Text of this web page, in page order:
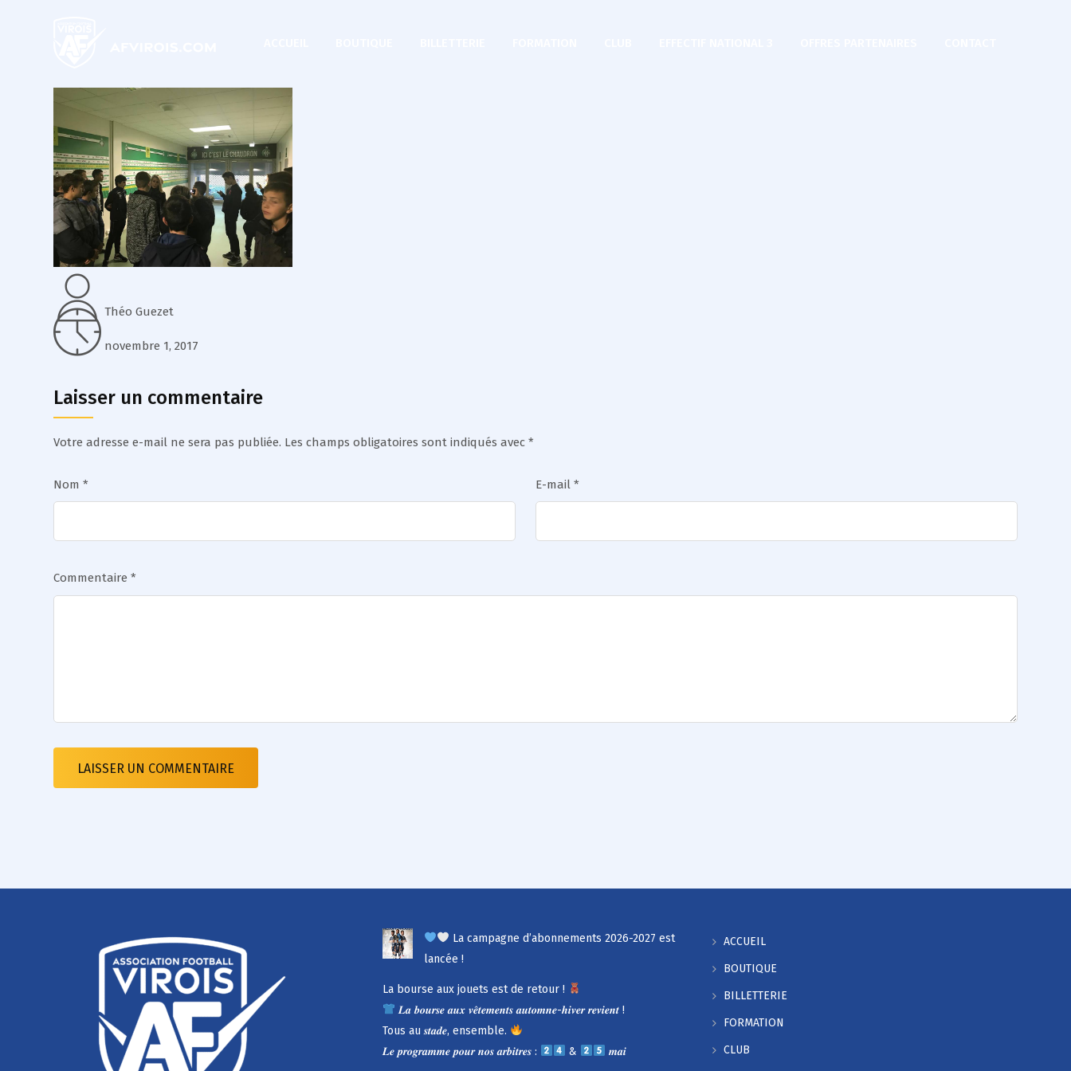
Théo Guezet
novembre 1, 2017
Laisser un commentaire
Votre adresse e-mail ne sera pas publiée. Les champs obligatoires sont indiqués avec *
Nom * E-mail *
Commentaire *
La campagne d’abonnements 2026-2027 est
lancée !
La bourse aux jouets est de retour !
𝑳𝒂 𝒃𝒐𝒖𝒓𝒔𝒆 𝒂𝒖𝒙 𝒗𝒆̂𝒕𝒆𝒎𝒆𝒏𝒕𝒔 𝒂𝒖𝒕𝒐𝒎𝒏𝒆-𝒉𝒊𝒗𝒆𝒓 𝒓𝒆𝒗𝒊𝒆𝒏𝒕 !
Tous au 𝒔𝒕𝒂𝒅𝒆, ensemble.
𝑳𝒆 𝒑𝒓𝒐𝒈𝒓𝒂𝒎𝒎𝒆 𝒑𝒐𝒖𝒓 𝒏𝒐𝒔 𝒂𝒓𝒃𝒊𝒕𝒓𝒆𝒔 :
& 𝒎𝒂𝒊
ACCUEIL
BOUTIQUE
BILLETTERIE
FORMATION
CLUB